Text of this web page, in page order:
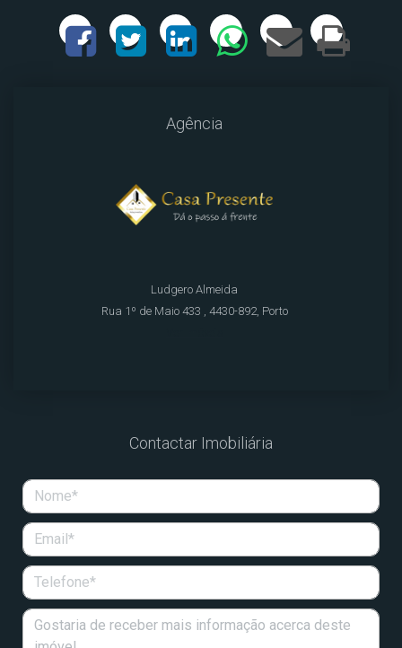
Agência
Ludgero Almeida
Rua 1º de Maio 433 , 4430-892, Porto
Contactar Imobiliária